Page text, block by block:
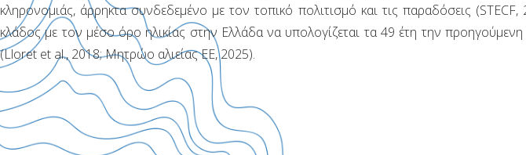
κληρονομιάς, άρρηκτα συνδεδεμένο με τον τοπικό πολιτισμό και τις παραδόσεις
κλάδος με τον μέσο όρο ηλικίας στην Ελλάδα να υπολογίζεται τα 49 έτη την
(Lloret et al., 2018; Μητρώο αλιείας ΕΕ, 2025).